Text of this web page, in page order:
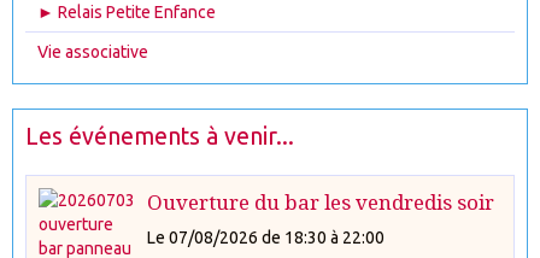
► Relais Petite Enfance
Vie associative
Les événements à venir...
Ouverture du bar les vendredis soir
Le 07/08/2026 de 18:30 à 22:00